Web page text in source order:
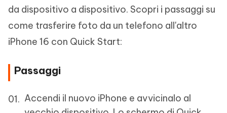
da dispositivo a dispositivo. Scopri i passaggi su
come trasferire foto da un telefono all'altro
iPhone 16 con Quick Start:
Passaggi
Accendi il nuovo iPhone e avvicinalo al